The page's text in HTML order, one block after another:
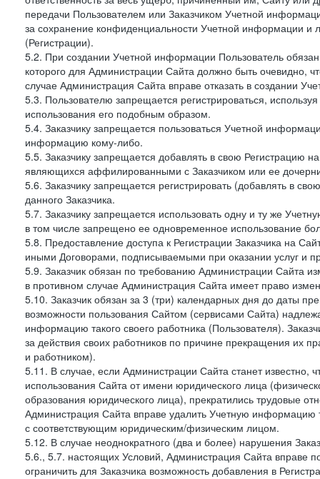
передачи Пользователем или Заказчиком Учетной
за сохранение конфиденциальности Учетной информации
(Регистрации).
5.2. При создании Учетной информации Пользователь
которого для Администрации Сайта должно быть очевидно,
случае Администрация Сайта вправе отказать в создании
5.3. Пользователю запрещается регистрироваться,
использования его подобным образом.
5.4. Заказчику запрещается пользоваться Учетной
информацию кому-либо.
5.5. Заказчику запрещается добавлять в свою Регистрацию
являющихся аффилированными с Заказчиком или ее
5.6. Заказчику запрещается регистрировать (добавлять в
данного Заказчика.
5.7. Заказчику запрещается использовать одну и ту же
в том числе запрещено ее одновременное использование
5.8. Предоставление доступа к Регистрации Заказчика на
иными Договорами, подписываемыми при оказании услуг и
5.9. Заказчик обязан по требованию Администрации Сайта
в противном случае Администрация Сайта имеет право
5.10. Заказчик обязан за 3 (три) календарных дня до даты
возможности пользования Сайтом (сервисами Сайта)
информацию такого своего работника (Пользователя).
за действия своих работников по причине прекращения их
и работником).
5.11. В случае, если Администрации Сайта станет
использования Сайта от имени юридического лица
образования юридического лица), прекратились трудовые
Администрация Сайта вправе удалить Учетную информацию
с соответствующим юридическим/физическим лицом.
5.12. В случае неоднократного (два и более) нарушения
5.6., 5.7. настоящих Условий, Администрация Сайта вправе
ограничить для Заказчика возможность добавления в